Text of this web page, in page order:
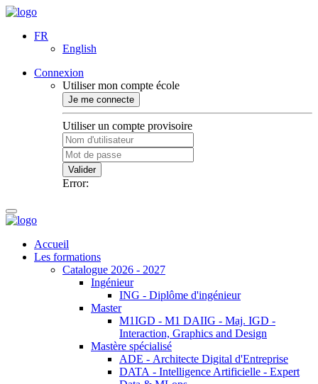
FR
English
Connexion
Utiliser mon compte école
Je me connecte
Utiliser un compte provisoire
Valider
Error:
Accueil
Les formations
Catalogue 2026 - 2027
Ingénieur
ING - Diplôme d'ingénieur
Master
M1IGD - M1 DAIIG - Maj. IGD -
Interaction, Graphics and Design
Mastère spécialisé
ADE - Architecte Digital d'Entreprise
DATA - Intelligence Artificielle - Expert